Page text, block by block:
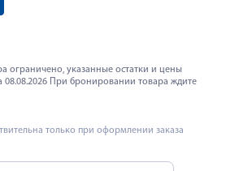
ограничено, указанные остатки и цены
08.08.2026 При бронировании товара ждите
только при оформлении заказа